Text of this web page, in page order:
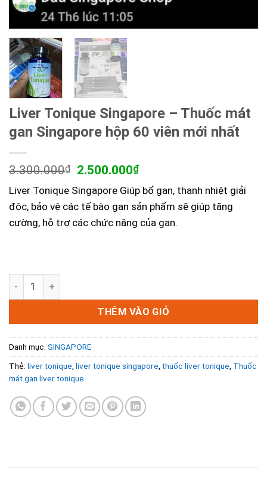
Liver Tonique Singapore – Thuốc mát
gan Singapore hộp 60 viên mới nhất
3.300.000₫
Giá
là:
3.300.000₫.
2.500.000₫Giá
tại
là:
2.500.000₫.
Liver Tonique Singapore Giúp bổ gan, thanh nhiệt giải
độc, bảo vệ các tế bào gan sản phẩm sẽ giúp tăng
cường, hỗ trợ các chức năng của gan.
Liver Tonique Singapore - Thuốc mát gan Singapore hộp
THÊM VÀO GIỎ
Danh mục: SINGAPORE
Thẻ: liver tonique, liver tonique singapore, thuốc liver tonique, Thuốc
mát gan liver tonique